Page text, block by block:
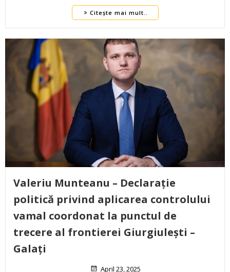
Citește mai mult..
Valeriu Munteanu – Declarație
politică privind aplicarea controlului
vamal coordonat la punctul de
trecere al frontierei Giurgiulești –
Galați
April 23, 2025